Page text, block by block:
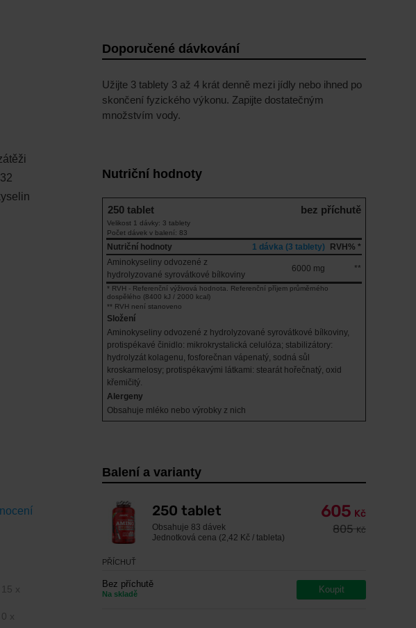
15 x
0 x
Doporučené dávkování
Užijte 3 tablety 3 až 4 krát denně mezi jídly nebo ihned po
skončení fyzického výkonu. Zapijte dostatečným
množstvím vody.
Nutriční hodnoty
250 tablet bez příchutě
Velikost 1 dávky: 3 tablety
Počet dávek v balení: 83
Nutriční hodnoty 1 dávka (3 tablety)
RVH% *
Aminokyseliny odvozené z
hydrolyzované syrovátkové bílkoviny
6000 mg **
* RVH - Referenční výživová hodnota. Referenční příjem průměrného
dospělého (8400 kJ / 2000 kcal)
** RVH není stanoveno
Složení
Aminokyseliny odvozené z hydrolyzované syrovátkové bílkoviny,
protispékavé činidlo: mikrokrystalická celulóza; stabilizátory:
hydrolyzát kolagenu, fosforečnan vápenatý, sodná sůl
kroskarmelosy; protispékavými látkami: stearát hořečnatý, oxid
křemičitý.
Alergeny
Obsahuje mléko nebo výrobky z nich
Balení a varianty
250 tablet
Obsahuje 83 dávek
Jednotková cena (2,42 Kč / tableta)
605 Kč
805Kč
PŘÍCHUŤ
Bez příchutě
Na skladě Koupit